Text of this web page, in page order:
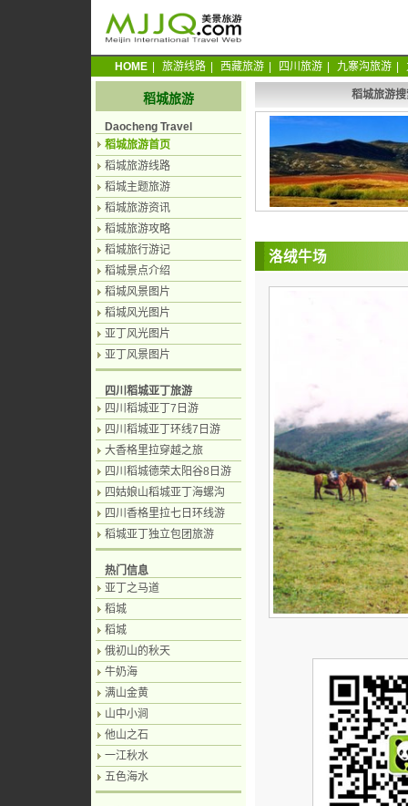
HOME 旅游线路 西藏旅游 四川旅游 九寨沟旅游
稻城旅游
洛绒牛场
稻城旅游
Daocheng Travel
稻城旅游首页
稻城旅游线路
稻城主题旅游
稻城旅游资讯
稻城旅游攻略
稻城旅行游记
稻城景点介绍
稻城风景图片
稻城风光图片
亚丁风光图片
亚丁风景图片
四川稻城亚丁旅游
四川稻城亚丁7日游
四川稻城亚丁环线7日游
大香格里拉穿越之旅
四川稻城德荣太阳谷8日游
四姑娘山稻城亚丁海螺沟
四川香格里拉七日环线游
稻城亚丁独立包团旅游
热门信息
亚丁之马道
稻城
稻城
俄初山的秋天
牛奶海
满山金黄
山中小涧
他山之石
一江秋水
五色海水